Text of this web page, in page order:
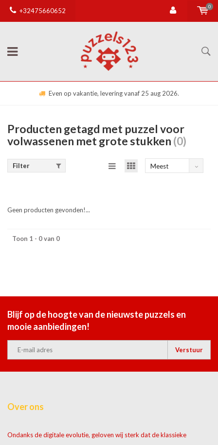
+32475660652
0
Even op vakantie, levering vanaf 25 aug 2026.
Producten getagd met puzzel voor
volwassenen met grote stukken (0)
Filter
Meest
Geen producten gevonden!...
Toon 1 - 0 van 0
Blijf op de hoogte van de nieuwste puzzels en
mooie aanbiedingen!
Verstuur
Over ons
Ondanks de digitale evolutie, geloven wij sterk dat de klassieke